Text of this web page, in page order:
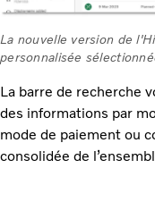
La nouvelle version de
personnalisée
La barre de recherche
des informations par
mode de paiement ou
consolidée de